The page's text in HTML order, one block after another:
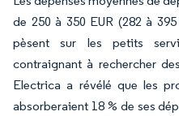
de 250 à 350 EUR (282 à
pèsent sur les petits
contraignant à rechercher
Electrica a révélé que les
absorberaient 18 % de ses